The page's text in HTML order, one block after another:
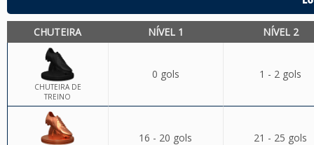
CHUTEIRA NÍVEL 1 NÍVEL 2
CHUTEIRA DE
TREINO
0 gols 1 - 2 gols
16 - 20 gols 21 - 25 gols